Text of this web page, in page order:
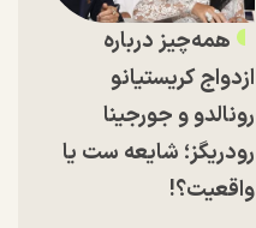
همه‌چیز درباره
ازدواج کریستیانو
رونالدو و جورجینا
رودریگز؛ شایعه ست یا
واقعیت؟!